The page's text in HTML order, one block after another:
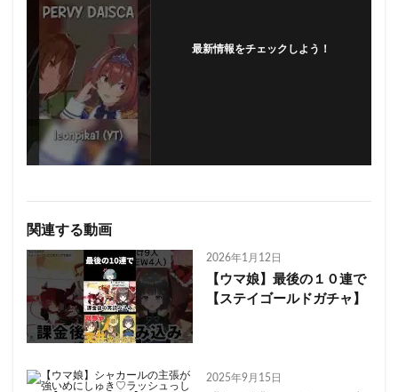
最新情報をチェックしよう！
関連する動画
2026年1月12日
【ウマ娘】最後の１０連で
【ステイゴールドガチャ】
2025年9月15日